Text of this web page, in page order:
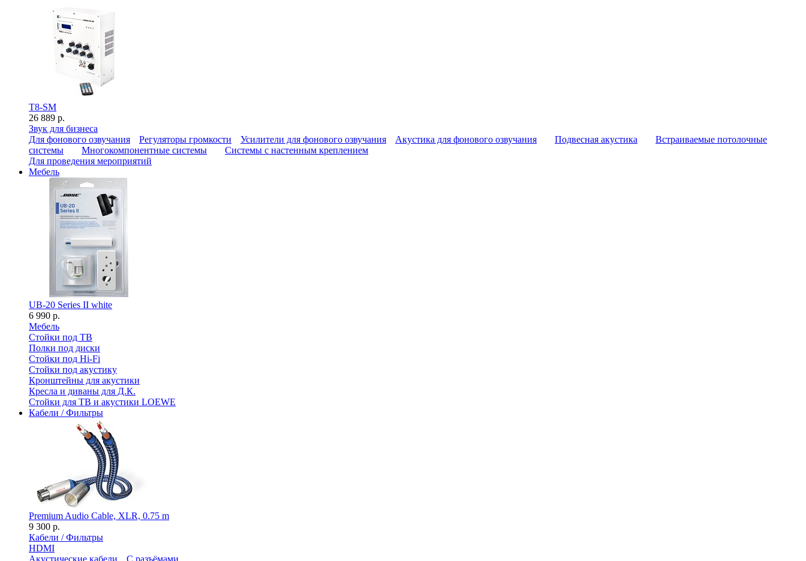
T8-SM
26 889 р.
Звук для бизнеса
Для фонового озвучания
Регуляторы громкости Усилители для фонового озвучания Акустика для фонового озвучания Подвесная акустика
Встраиваемые потолочные
системы
Многокомпонентные системы
Системы с настенным креплением
Для проведения мероприятий
Мебель
UB-20 Series II white
6 990 р.
Мебель
Стойки под ТВ
Полки под диски
Стойки под Hi-Fi
Стойки под акустику
Кронштейны для акустики
Кресла и диваны для Д.К.
Стойки для ТВ и акустики LOEWE
Кабели / Фильтры
Premium Audio Cable, XLR, 0.75 m
9 300 р.
Кабели / Фильтры
HDMI
Акустические кабели
С разъёмами